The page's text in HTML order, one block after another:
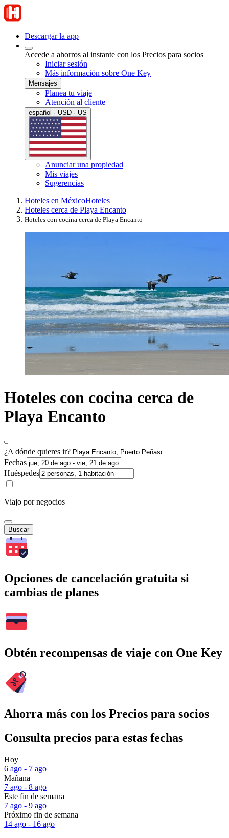
Descargar la app
Accede a ahorros al instante con los Precios para socios
Iniciar sesión
Más información sobre One Key
Mensajes
Planea tu viaje
Atención al cliente
español · USD · US
Anunciar una propiedad
Mis viajes
Sugerencias
Hoteles en MéxicoHoteles
Hoteles cerca de Playa Encanto
Hoteles con cocina cerca de Playa Encanto
Hoteles con cocina cerca de
Playa Encanto
¿A dónde quieres ir?
Fechas
Huéspedes
Viajo por negocios
Buscar
Opciones de cancelación gratuita si
cambias de planes
Obtén recompensas de viaje con One Key
Ahorra más con los Precios para socios
Consulta precios para estas fechas
Hoy
6 ago - 7 ago
Mañana
7 ago - 8 ago
Este fin de semana
7 ago - 9 ago
Próximo fin de semana
14 ago - 16 ago